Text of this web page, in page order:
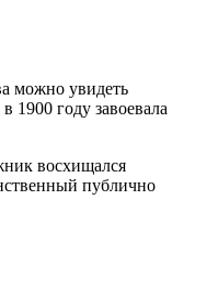
можно увидеть
1900 году завоевала
восхищался
публично